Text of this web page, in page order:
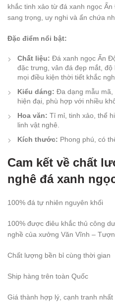
khắc tinh xảo từ đá xanh ngọc
sang trọng, uy nghi và ẩn chứa
Đặc điểm nổi bật:
Chất liệu: Đá xanh ngọc Ấn
đặc trưng, vân đá đẹp mắt,
mọi điều kiện thời tiết khắc
Kiểu dáng: Đa dạng mẫu mã,
hiện đại, phù hợp với nhiều
Hoa văn: Tỉ mỉ, tinh xảo, thể
linh vật nghê.
Kích thước: Phong phú, có
Cam kết về chất
nghê đá xanh
100% đá tự nhiên nguyên khối
100% được điêu khắc thủ công
nghề của xưởng Văn Vĩnh –
Chất lượng bền bỉ cùng thời gian
Ship hàng trên toàn Quốc
Giá thành hợp lý, cạnh tranh